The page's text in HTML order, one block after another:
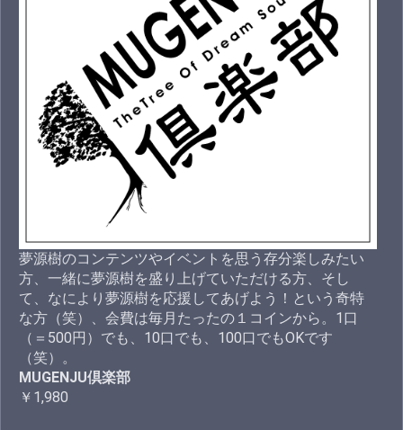
夢源樹のコンテンツやイベントを思う存分楽しみたい
方、一緒に夢源樹を盛り上げていただける方、そし
て、なにより夢源樹を応援してあげよう！という奇特
な方（笑）、会費は毎月たったの１コインから。1口
（＝500円）でも、10口でも、100口でもOKです
（笑）。
MUGENJU倶楽部
￥1,980